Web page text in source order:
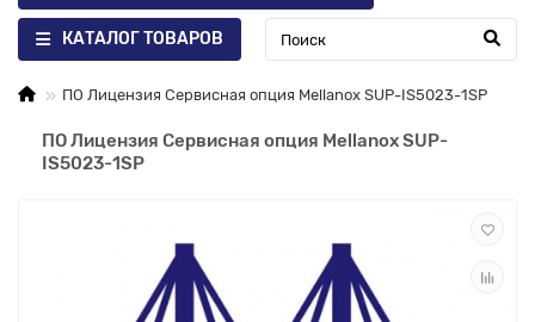
КАТАЛОГ ТОВАРОВ
ПО Лицензия Сервисная опция Mellanox SUP-IS5023-1SP
ПО Лицензия Сервисная опция Mellanox SUP-
IS5023-1SP